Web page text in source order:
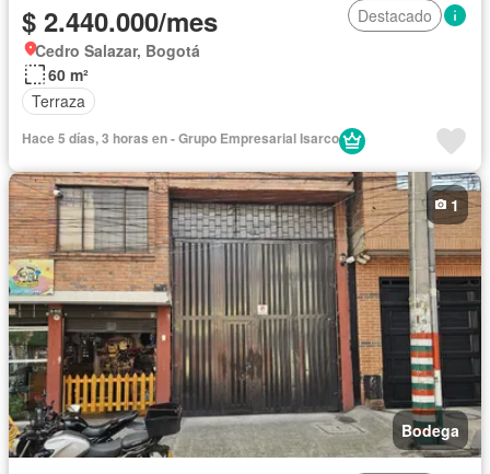
$ 2.440.000/mes
Destacado
Cedro Salazar, Bogotá
60 m²
Terraza
Hace 5 días, 3 horas en - Grupo Empresarial Isarco
Bodega
1